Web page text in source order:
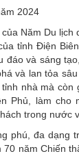
2024
Năm Du lịch
tỉnh Điện
đáo và sáng
và lan tỏa
nhà mà còn
Phủ, làm cho
trong nước
phú, đa dạng
70 năm Chiến